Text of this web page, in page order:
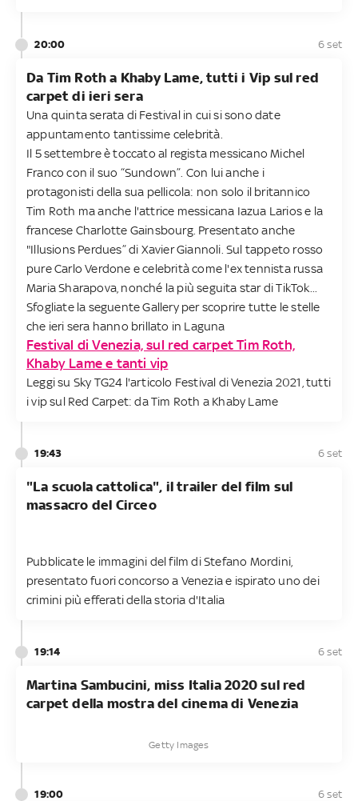
20:00 6 set
Da Tim Roth a Khaby Lame, tutti i Vip sul red
carpet di ieri sera
Una quinta serata di Festival in cui si sono date
appuntamento tantissime celebrità.
Il 5 settembre è toccato al regista messicano Michel
Franco con il suo “Sundown”. Con lui anche i
protagonisti della sua pellicola: non solo il britannico
Tim Roth ma anche l'attrice messicana Iazua Larios e la
francese Charlotte Gainsbourg. Presentato anche
"Illusions Perdues” di Xavier Giannoli. Sul tappeto rosso
pure Carlo Verdone e celebrità come l'ex tennista russa
Maria Sharapova, nonché la più seguita star di TikTok...
Sfogliate la seguente Gallery per scoprire tutte le stelle
che ieri sera hanno brillato in Laguna
Festival di Venezia, sul red carpet Tim Roth,
Khaby Lame e tanti vip
Leggi su Sky TG24 l'articolo Festival di Venezia 2021, tutti
i vip sul Red Carpet: da Tim Roth a Khaby Lame
19:43 6 set
"La scuola cattolica", il trailer del film sul
massacro del Circeo
Pubblicate le immagini del film di Stefano Mordini,
presentato fuori concorso a Venezia e ispirato uno dei
crimini più efferati della storia d'Italia
19:14 6 set
Martina Sambucini, miss Italia 2020 sul red
carpet della mostra del cinema di Venezia
Getty Images
19:00 6 set